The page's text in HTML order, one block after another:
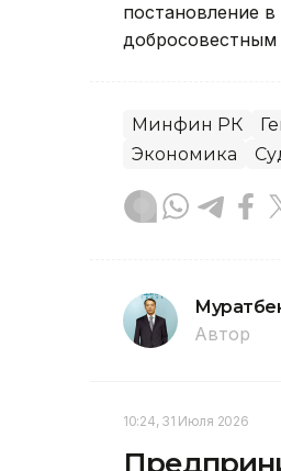
постановление
добросовестным
Минфин РК
Экономика
Автор
10:24, 31 Июля 2026